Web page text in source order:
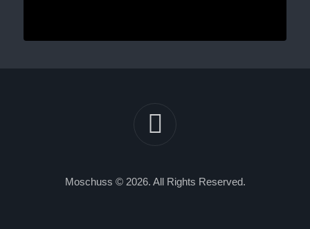
Moschuss © 2026. All Rights Reserved.